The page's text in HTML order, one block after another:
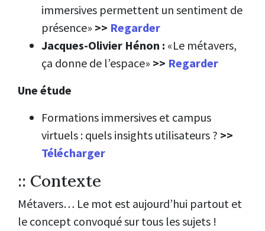
immersives permettent un sentiment de
présence» >> Regarder
Jacques-Olivier Hénon : «Le métavers,
ça donne de l’espace» >> Regarder
Une étude
Formations immersives et campus
virtuels : quels insights utilisateurs ? >>
Télécharger
:: Contexte
Métavers… Le mot est aujourd’hui partout et
le concept convoqué sur tous les sujets !